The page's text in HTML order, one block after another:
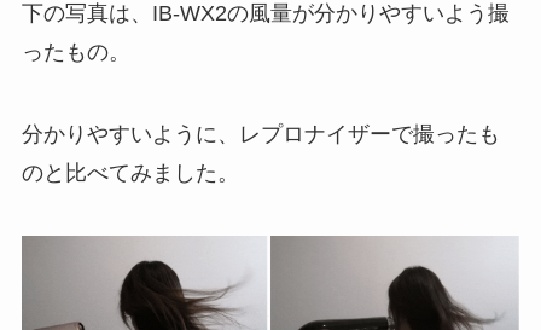
下の写真は、IB-WX2の風量が分かりやすいよう撮
ったもの。
分かりやすいように、レプロナイザーで撮ったも
のと比べてみました。